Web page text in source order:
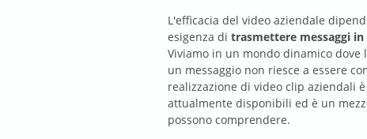
L'efficacia del video aziendale
esigenza di trasmettere messaggi
Viviamo in un mondo dinamico dove
un messaggio non riesce a essere
realizzazione di video clip aziendali
attualmente disponibili ed è un
possono comprendere.